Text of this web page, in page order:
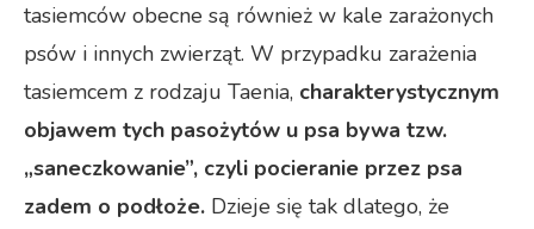
tasiemców obecne są również w kale zarażonych
psów i innych zwierząt. W przypadku zarażenia
tasiemcem z rodzaju Taenia, charakterystycznym
objawem tych pasożytów u psa bywa tzw.
„saneczkowanie”, czyli pocieranie przez psa
zadem o podłoże. Dzieje się tak dlatego, że